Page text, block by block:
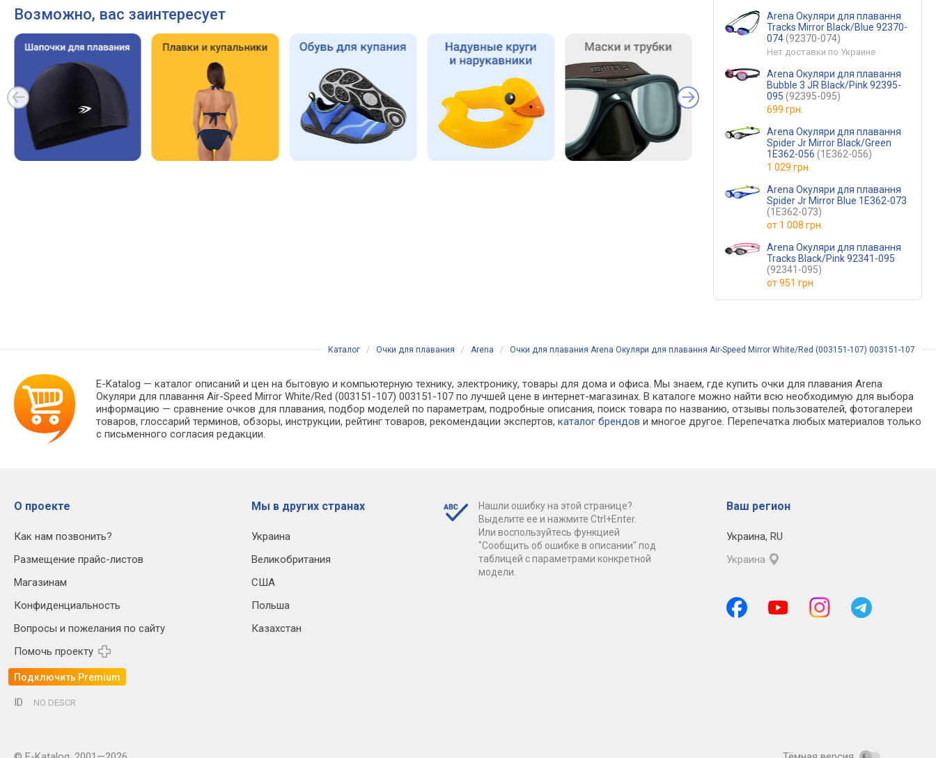
Возможно, вас заинтересует
Arena Окуляри для плавання
Tracks Mirror Black/Blue 92370-
074(92370-074)
Нет доставки по Украине
Arena Окуляри для плавання
Bubble 3 JR Black/Pink 92395-
095 (92395-095)
699 грн.
Arena Окуляри для плавання
Spider Jr Mirror Black/Green
1E362-056 (1E362-056)
1 029 грн.
Arena Окуляри для плавання
Spider Jr Mirror Blue 1E362-073
(1E362-073)
от 1 008 грн.
Arena Окуляри для плавання
Tracks Black/Pink 92341-095
(92341-095)
от951 грн.
Каталог / Очки для плавания / Arena / Очки для плавания Arena Окуляри для плавання Air-Speed Mirror White/Red (003151-107) 003151-107
E-Katalog — каталог описаний и цен на бытовую и компьютерную технику, электронику, товары для дома и офиса. Мы знаем, где купить очки для плавания Arena
Окуляри для плавання Air-Speed Mirror White/Red (003151-107) 003151-107 по лучшей цене в интернет-магазинах. В каталоге можно найти всю необходимую для выбора
информацию — сравнение очков для плавания, подбор моделей по параметрам, подробные описания, поиск товара по названию, отзывы пользователей, фотогалереи
товаров, глоссарий терминов, обзоры, инструкции, рейтинг товаров, рекомендации экспертов,каталог брендов и многое другое. Перепечатка любых материалов только
с письменного согласия редакции.
О проекте
Как нам позвонить?
Размещение прайс-листов
Магазинам
Конфиденциальность
Вопросы и пожелания по сайту
Помочь проекту
Подключить Premium
Мы в других странах
Украина
Великобритания
США
Польша
Казахстан
Нашли ошибку на этой странице?
Выделите ее и нажмите Ctrl+Enter.
Или воспользуйтесь функцией
"Сообщить об ошибке в описании" под
таблицей с параметрами конкретной
модели.
Ваш регион
Украина, RU
Украина
ID NO DESCR